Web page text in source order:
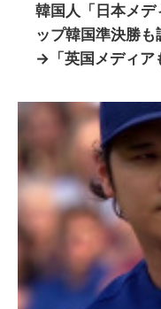
韓国人「日本メ
ップ韓国準決勝も
→「英国メディア